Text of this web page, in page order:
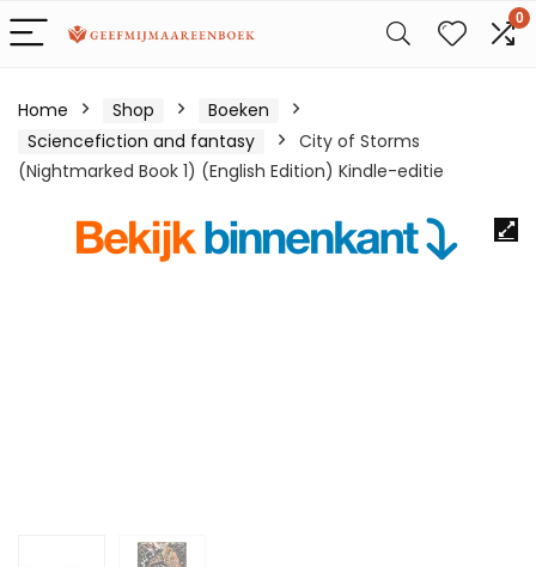
0
Home Shop
Boeken
Sciencefiction and fantasy
City of Storms
(Nightmarked Book 1) (English Edition) Kindle-editie